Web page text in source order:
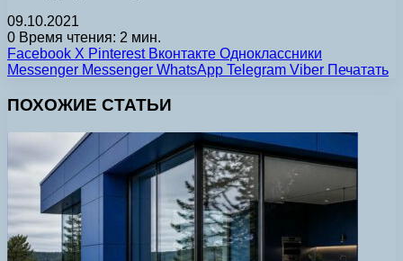
09.10.2021
0 Время чтения: 2 мин.
Facebook X Pinterest Вконтакте Одноклассники
Messenger Messenger WhatsApp Telegram Viber Печатать
ПОХОЖИЕ СТАТЬИ